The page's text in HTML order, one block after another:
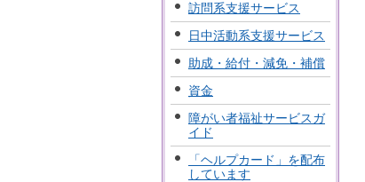
訪問系支援サービス
日中活動系支援サービス
助成・給付・減免・補償
資金
障がい者福祉サービスガ
イド
「ヘルプカード」を配布
しています